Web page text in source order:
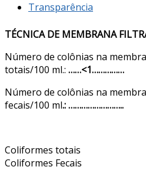
Transparência
TÉCNICA DE MEMBRANA
Número de colônias na
totais/100 ml.: ……<1……………
Número de colônias na
fecais/100 ml.: ……………………..
Coliformes Fecais